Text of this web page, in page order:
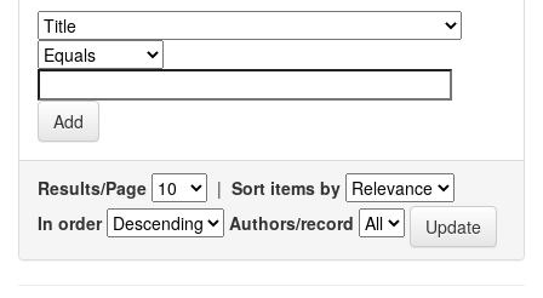
Results/Page | Sort items by
In order
Authors/record